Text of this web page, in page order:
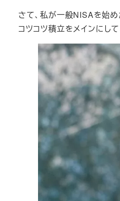
さて、私が一般NISAを始
コツコツ積立をメインにし